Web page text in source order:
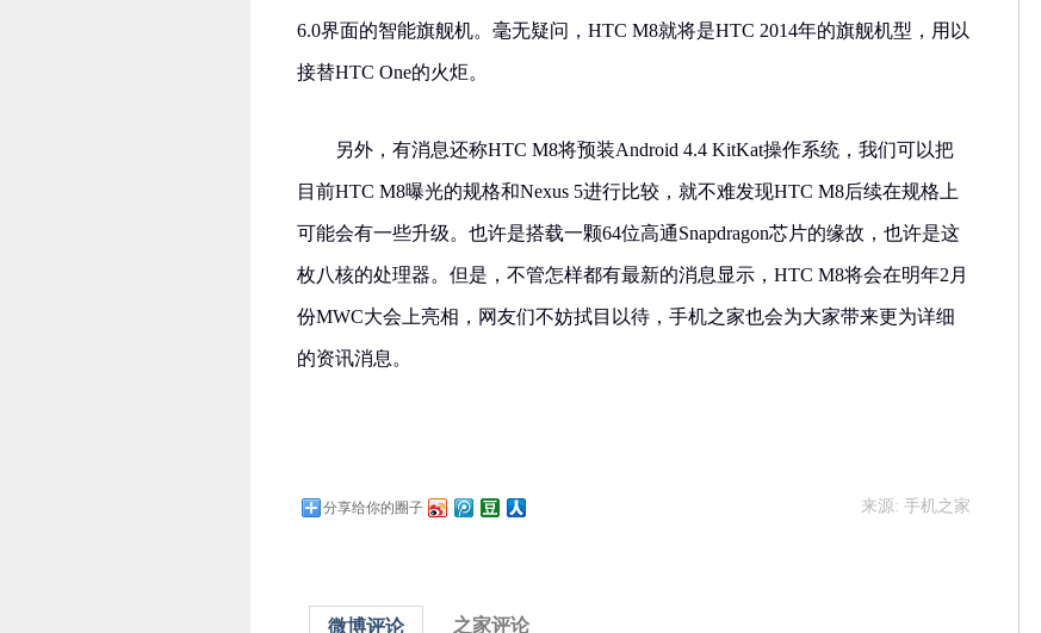
6.0界面的智能旗舰机。毫无疑问，HTC M8就将是HTC 2014年的旗舰机型，用以
接替HTC One的火炬。
另外，有消息还称HTC M8将预装Android 4.4 KitKat操作系统，我们可以把
目前HTC M8曝光的规格和Nexus 5进行比较，就不难发现HTC M8后续在规格上
可能会有一些升级。也许是搭载一颗64位高通Snapdragon芯片的缘故，也许是这
枚八核的处理器。但是，不管怎样都有最新的消息显示，HTC M8将会在明年2月
份MWC大会上亮相，网友们不妨拭目以待，手机之家也会为大家带来更为详细
的资讯消息。
分享给你的圈子 来源: 手机之家
微博评论 之家评论